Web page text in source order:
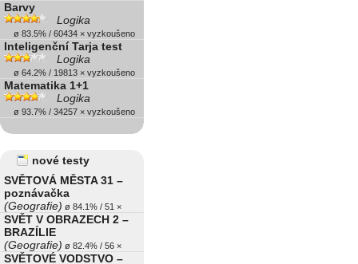
Barvy
Logika
ø 83.5% / 60434 × vyzkoušeno
Inteligenční Tarja test
Logika
ø 64.2% / 19813 × vyzkoušeno
Matematika 1+1
Logika
ø 93.7% / 34257 × vyzkoušeno
nové testy
SVĚTOVÁ MĚSTA 31 –
poznávačka
(Geografie) ø 84.1% / 51 ×
SVĚT V OBRAZECH 2 –
BRAZÍLIE
(Geografie) ø 82.4% / 56 ×
SVĚTOVÉ VODSTVO –